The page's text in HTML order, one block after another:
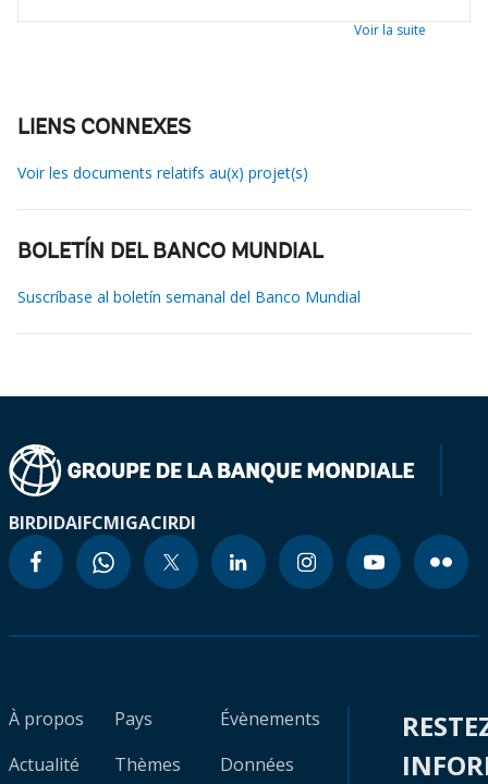
Voir la suite
LIENS CONNEXES
Voir les documents relatifs au(x) projet(s)
BOLETÍN DEL BANCO MUNDIAL
Suscríbase al boletín semanal del Banco Mundial
BIRDIDAIFCMIGACIRDI
À propos
Actualité
Pays
Thèmes
Évènements
Données